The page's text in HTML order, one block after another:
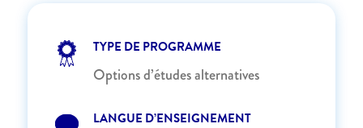
TYPE DE PROGRAMME
Options d’études alternatives
LANGUE D’ENSEIGNEMENT